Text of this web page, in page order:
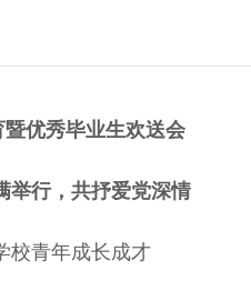
优秀毕业生欢送会
举行，共抒爱党深情
校青年成长成才